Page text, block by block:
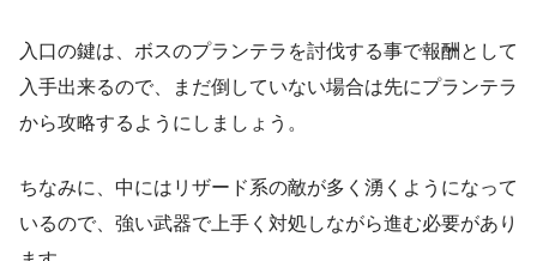
入口の鍵は、ボスのプランテラを討伐する事で報酬として
入手出来るので、まだ倒していない場合は先にプランテラ
から攻略するようにしましょう。
ちなみに、中にはリザード系の敵が多く湧くようになって
いるので、強い武器で上手く対処しながら進む必要があり